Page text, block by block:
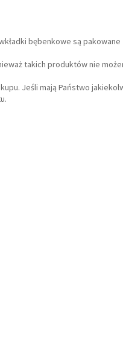
bębenkowe są pakowane
takich produktów nie
Jeśli mają Państwo